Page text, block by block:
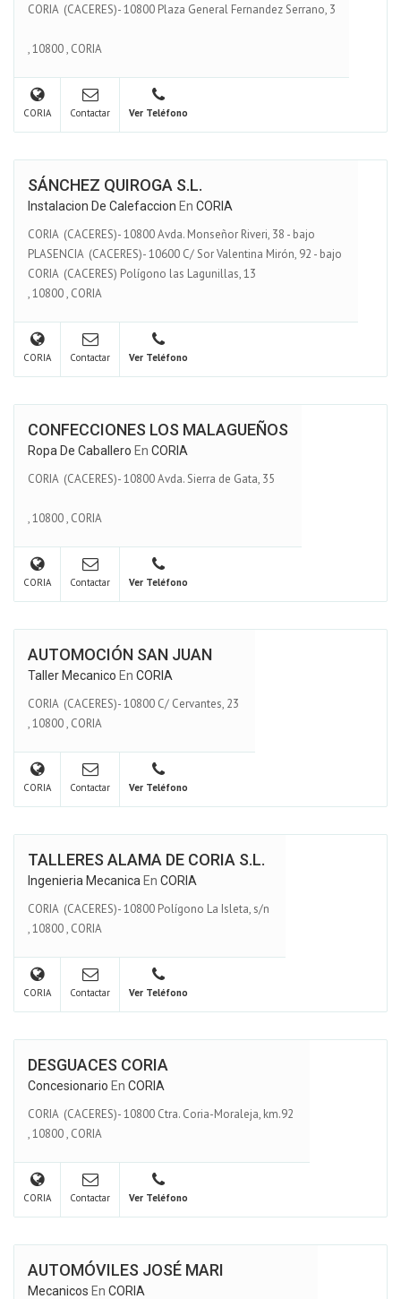
CORIA (CACERES)- 10800 Plaza General Fernandez Serrano, 3
,10800, CORIA
CORIA Contactar Ver Teléfono
SÁNCHEZ QUIROGA S.L.
Instalacion De Calefaccion En CORIA
CORIA (CACERES)- 10800 Avda. Monseñor Riveri, 38 - bajo
PLASENCIA (CACERES)- 10600 C/ Sor Valentina Mirón, 92 - bajo
CORIA (CACERES) Polígono las Lagunillas, 13
,10800, CORIA
CORIA Contactar Ver Teléfono
CONFECCIONES LOS MALAGUEÑOS
Ropa De Caballero En CORIA
CORIA (CACERES)- 10800 Avda. Sierra de Gata, 35
,10800, CORIA
CORIA Contactar Ver Teléfono
AUTOMOCIÓN SAN JUAN
Taller Mecanico En CORIA
CORIA (CACERES)- 10800 C/ Cervantes, 23
,10800, CORIA
CORIA Contactar Ver Teléfono
TALLERES ALAMA DE CORIA S.L.
Ingenieria Mecanica En CORIA
CORIA (CACERES)- 10800 Polígono La Isleta, s/n
,10800, CORIA
CORIA Contactar Ver Teléfono
DESGUACES CORIA
Concesionario En CORIA
CORIA (CACERES)- 10800 Ctra. Coria-Moraleja, km.92
,10800, CORIA
CORIA Contactar Ver Teléfono
AUTOMÓVILES JOSÉ MARI
Mecanicos En CORIA